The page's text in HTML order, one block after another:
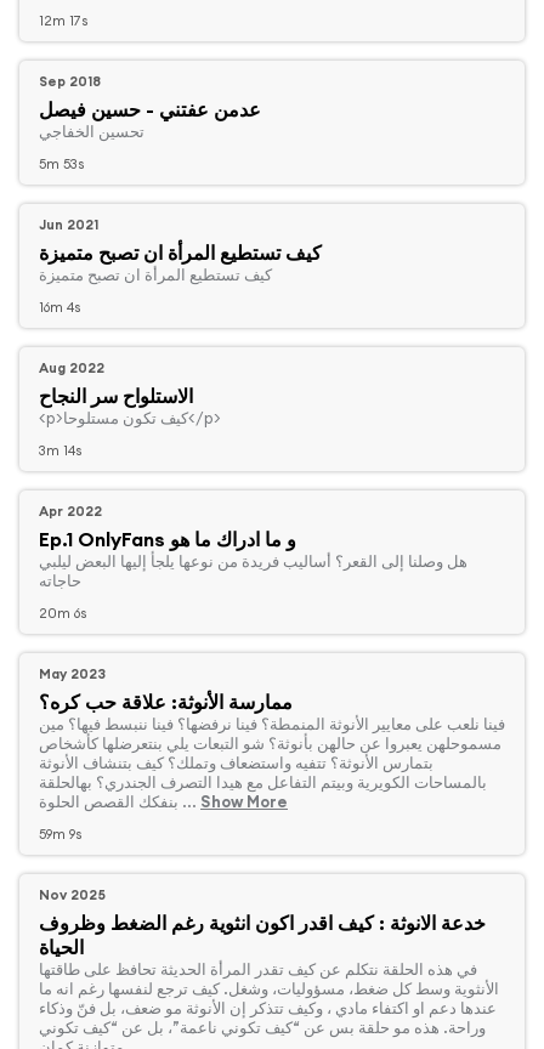
12m 17s
Sep 2018
عدمن عفتني - حسين فيصل
‏تحسين الخفاجي
5m 53s
Jun 2021
كيف تستطيع المرأة ان تصبح متميزة
‏كيف تستطيع المرأة ان تصبح متميزة
16m 4s
Aug 2022
الاستلواح سر النجاح
‏<p>كيف تكون مستلوحا</p>
3m 14s
Apr 2022
Ep.1 OnlyFans و ما ادراك ما هو
‏هل وصلنا إلى القعر؟ أساليب فريدة من نوعها يلجأ إليها البعض ليلبي
حاجاته
20m 6s
May 2023
ممارسة الأنوثة: علاقة حب كره؟
‏فينا نلعب على معايير الأنوثة المنمطة؟ فينا نرفضها؟ فينا ننبسط فيها؟ مين
مسموحلهن يعبروا عن حالهن بأنوثة؟ شو التبعات يلي بنتعرضلها كأشخاص
بتمارس الأنوثة؟ تتفيه واستضعاف وتملك؟ كيف بتنشاف الأنوثة
بالمساحات الكويرية وبيتم التفاعل مع هيدا التصرف الجندري؟ بهالحلقة
بنفكك القصص الحلوة ... Show More
59m 9s
Nov 2025
خدعة الانوثة : كيف اقدر اكون انثوية رغم الضغط وظروف
الحياة
‏في هذه الحلقة نتكلم عن كيف تقدر المرأة الحديثة تحافظ على طاقتها
الأنثوية وسط كل ضغط، مسؤوليات، وشغل. كيف ترجع لنفسها رغم انه ما
عندها دعم او اكتفاء مادي ، وكيف تتذكر إن الأنوثة مو ضعف، بل فنّ وذكاء
وراحة. هذه مو حلقة بس عن “كيف تكوني ناعمة”، بل عن “كيف تكوني